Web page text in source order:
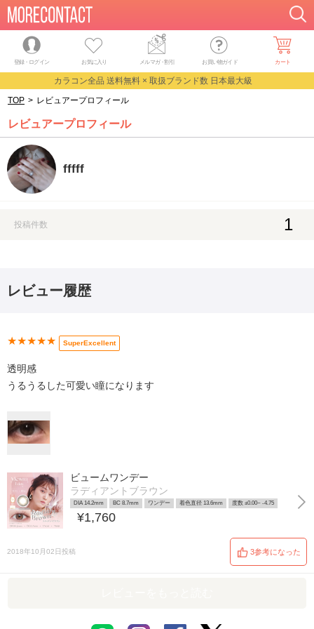
登録・ログイン お気に入り メルマガ・割引 お買い物ガイド カート
カラコン全品 送料無料 × 取扱ブランド数 日本最大級
TOP > レビュアープロフィール
レビュアープロフィール
fffff
投稿件数 1
レビュー履歴
★★★★★ SuperExcellent
透明感
うるうるした可愛い瞳になります
ビュームワンデー
ラディアントブラウン
DIA 14.2mm BC 8.7mm ワンデー 着色直径 13.6mm 度数 ±0.00~ -4.75
¥1,760
2018年10月02日投稿 3参考になった